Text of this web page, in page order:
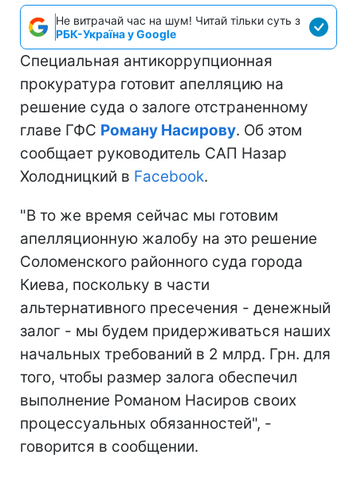
Не витрачай час на шум! Читай тільки суть з
РБК-Україна у Google
Специальная антикоррупционная
прокуратура готовит апелляцию на
решение суда о залоге отстраненному
главе ГФС Роману Насирову. Об этом
сообщает руководитель САП Назар
Холодницкий в Facebook.
"В то же время сейчас мы готовим
апелляционную жалобу на это решение
Соломенского районного суда города
Киева, поскольку в части
альтернативного пресечения - денежный
залог - мы будем придерживаться наших
начальных требований в 2 млрд. Грн. для
того, чтобы размер залога обеспечил
выполнение Романом Насиров своих
процессуальных обязанностей", -
говорится в сообщении.